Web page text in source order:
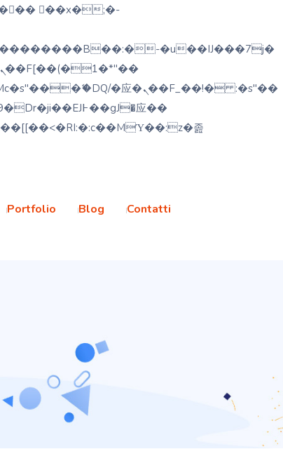
Portfolio Blog Contatti